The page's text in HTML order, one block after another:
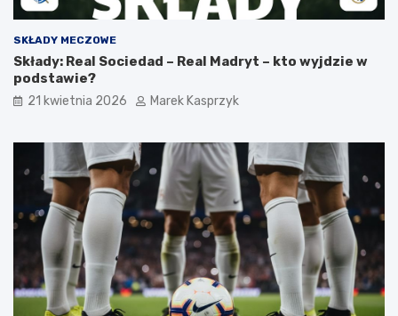
SKŁADY MECZOWE
Składy: Real Sociedad – Real Madryt – kto wyjdzie w
podstawie?
21 kwietnia 2026 Marek Kasprzyk